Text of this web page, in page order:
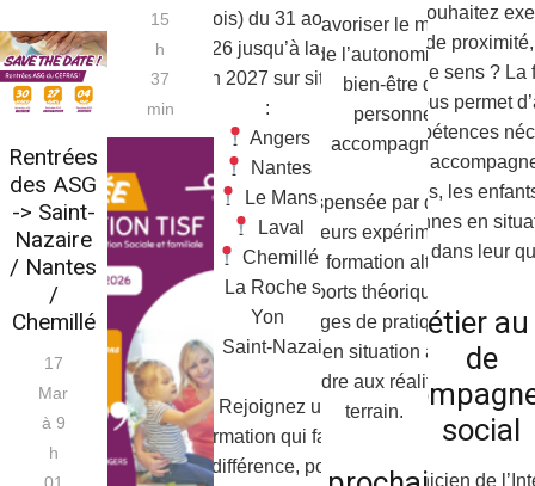
Favoriser le maintien
de l’autonomie et le
bien-être des
personnes
accompagnées.
Dispensée par des
formateurs expérimentés,
cette formation alterne
apports théoriques,
échanges de pratiques et
mises en situation afin de
répondre aux réalités du
terrain.
Vous souhaitez
métier de
porteur de sens ? La
TISF vous permet
les compétences
pour
familles, les
personnes en
fragilité dans leur
Un métier
de
social
Le Technicien de
mois) du 31 août
2026 jusqu’à la fin
juin 2027 sur sites
:
Angers
Nantes
Le Mans
Laval
Chemillé
La Roche sur
Yon
Saint-Nazaire
Rejoignez une
formation qui fait
la différence, pour
15
h
37
min
Rentrées
des ASG
-> Saint-
Nazaire
/ Nantes
/
Chemillé
17
Mar
à 9
h